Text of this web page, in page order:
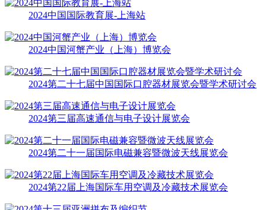
2024中国国际教育展-上海站
2024中国河蟹产业（上海）博览会
2024第二十七届中国国际口腔器材展览会暨学术研讨会
2024第三届高速通信与电子设计展览会
2024第二十一届国际电磁兼容暨微波天线展览会
2024第22届上海国际车用空调及冷藏技术展览会